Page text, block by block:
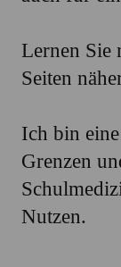
Lernen Sie
Seiten
Ich bin
Grenzen
Nutzen.